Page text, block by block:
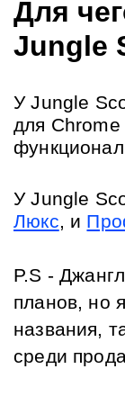
Для
Jungle
У Jungle
для
У Jungle
Люкс, и
P.S -
планов, но
названия,
среди